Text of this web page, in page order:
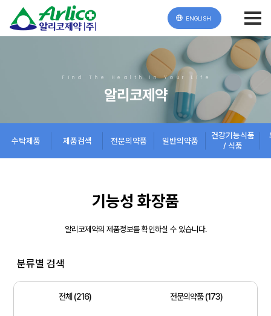
ENGLISH
Find The Health In Your Life
알리코제약
수탁제품 제품검색 전문의약품 일반의약품
건강기능식품
/ 식품
기능성 화장품
알리코제약의 제품정보를 확인하실 수 있습니다.
분류별 검색
전체 (216) 전문의약품 (173)